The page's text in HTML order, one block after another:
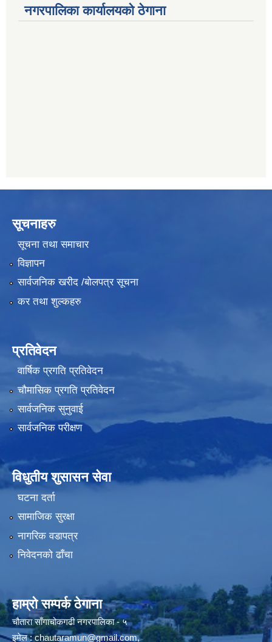
सिभिल बैंक, मेलम्ची
011401055
नगरपालिका कार्यालयको ठेगाना
सूचनाहरु
सूचना तथा समाचार
विज्ञापन
सार्वजनिक खरीद /बोलपत्र सूचना
कर तथा शुल्कहरु
प्रतिवेदन
वार्षिक प्रगति प्रतिवेदन
चौमासिक प्रगति प्रतिवेदन
सार्वजनिक सुनुवाई
सार्वजनिक परीक्षण
विधुतीय शुसासन सेवा
घटना दर्ता
सामाजिक सुरक्षा
नागरिक वडापत्र
निवेदनको ढाँचा
हाम्रो सम्पर्क ठेगाना
चौतारा साँगाचोकगढी नगरपालिका - ५
इमेल :chautaramun@gmail.com,